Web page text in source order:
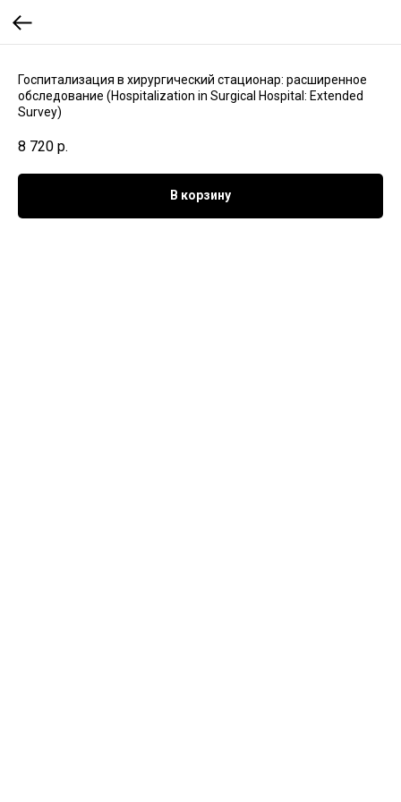
Госпитализация в хирургический стационар: расширенное
обследование (Hospitalization in Surgical Hospital: Extended
Survey)
8 720 р.
В корзину